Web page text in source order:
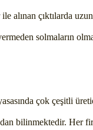
alınan çıktılarda
solmaların
çok çeşitli
bilinmektedir. Her